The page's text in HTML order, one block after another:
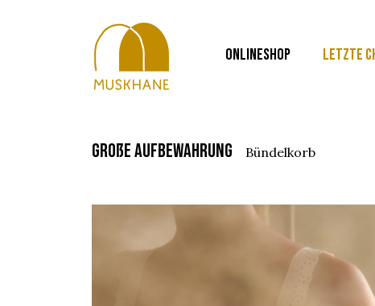
ONLINESHOP LETZTE
große aufbewahrung bündelkorb